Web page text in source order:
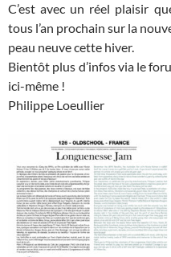
C’est avec un réel plaisir
tous l’an prochain sur la
peau neuve cette hiver.
Bientôt plus d’infos via le
ici-même !
Philippe Loeullier